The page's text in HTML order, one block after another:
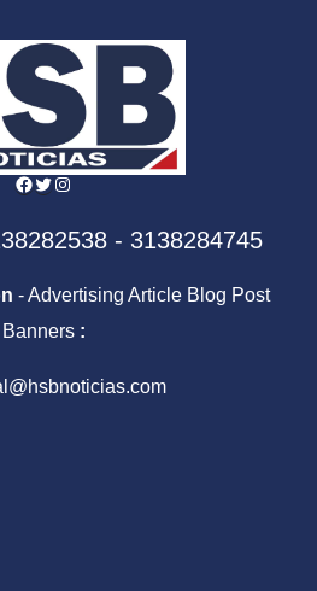
Facebook
Twitter
Instagram
- 3138284745
- Advertising Article Blog Post
Banners :